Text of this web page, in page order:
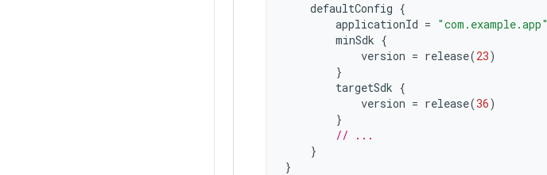
defaultConfig {
applicationId = "com.example.app"
minSdk {
version = release(23)
}
targetSdk {
version = release(36)
}
// ...
}
}